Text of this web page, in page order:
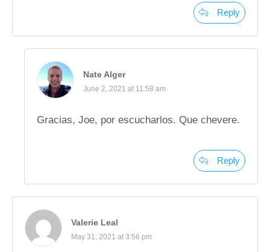
Reply
Nate Alger
June 2, 2021 at 11:58 am
Gracias, Joe, por escucharlos. Que chevere.
Reply
Valerie Leal
May 31, 2021 at 3:56 pm